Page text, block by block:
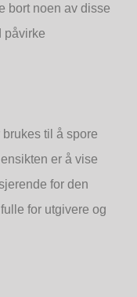
bort noen av disse
påvirke
til å spore
er å vise
for den
for utgivere og